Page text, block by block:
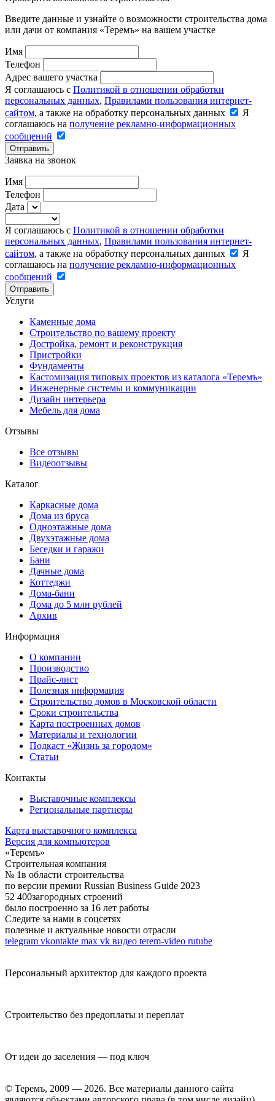
Введите данные и узнайте о возможности строительства дома
или дачи от компания «Теремъ» на вашем участке
Имя
Телефон
Адрес вашего участка
Я соглашаюсь с Политикой в отношении обработки
персональных данных, Правилами пользования интернет-
сайтом, а также на обработку персональных данных
Я
соглашаюсь на получение рекламно-информационных
сообщений
Отправить
Заявка на звонок
Имя
Телефон
Дата
Я соглашаюсь с Политикой в отношении обработки
персональных данных, Правилами пользования интернет-
сайтом, а также на обработку персональных данных
Я
соглашаюсь на получение рекламно-информационных
сообщений
Отправить
Услуги
Каменные дома
Строительство по вашему проекту
Достройка, ремонт и реконструкция
Пристройки
Фундаменты
Кастомизация типовых проектов из каталога «Теремъ»
Инженерные системы и коммуникации
Дизайн интерьера
Мебель для дома
Отзывы
Все отзывы
Видеоотзывы
Каталог
Каркасные дома
Дома из бруса
Одноэтажные дома
Двухэтажные дома
Беседки и гаражи
Бани
Дачные дома
Коттеджи
Дома-бани
Дома до 5 млн рублей
Архив
Информация
О компании
Производство
Прайс-лист
Полезная информация
Строительство домов в Московской области
Сроки строительства
Карта построенных домов
Материалы и технологии
Подкаст «Жизнь за городом»
Статьи
Контакты
Выставочные комплексы
Региональные партнеры
Карта выставочного комплекса
Версия для компьютеров
«Теремъ»
Строительная компания
№ 1в области строительства
по версии премии Russian Business Guide 2023
52 400загородных строений
было построенно за 16 лет работы
Следите за нами в соцсетях
полезные и актуальные новости отрасли
telegram vkontakte max vk видео terem-video rutube
Персональный архитектор для каждого проекта
Строительство без предоплаты и переплат
От идеи до заселения — под ключ
© Теремъ, 2009 — 2026. Все материалы данного сайта